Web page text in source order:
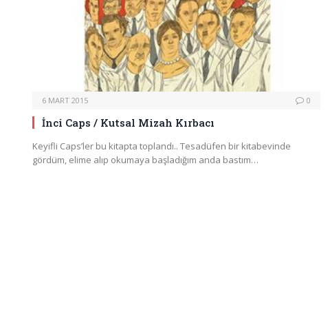
6 MART 2015 0
İnci Caps / Kutsal Mizah Kırbacı
Keyifli Caps’ler bu kitapta toplandı.. Tesadüfen bir kitabevinde
gördüm, elime alıp okumaya başladığım anda bastım…